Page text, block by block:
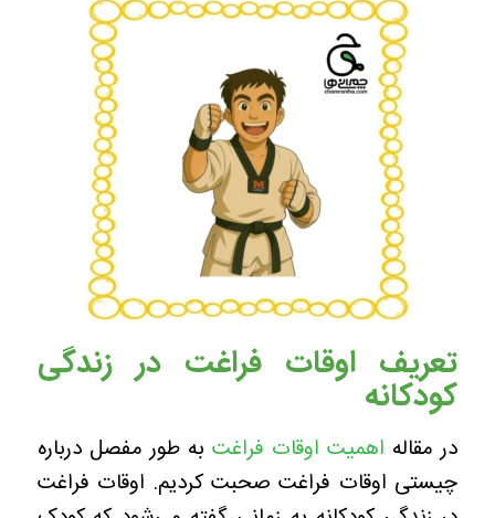
تعریف اوقات فراغت در زندگی
کودکانه
در مقاله اهمیت اوقات فراغتبه طور مفصل درباره
چیستی اوقات فراغت صحبت کردیم. اوقات فراغت